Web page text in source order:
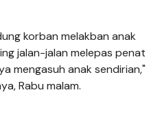
korban melakban anak
jalan-jalan melepas penat
mengasuh anak sendirian,"
Rabu malam.